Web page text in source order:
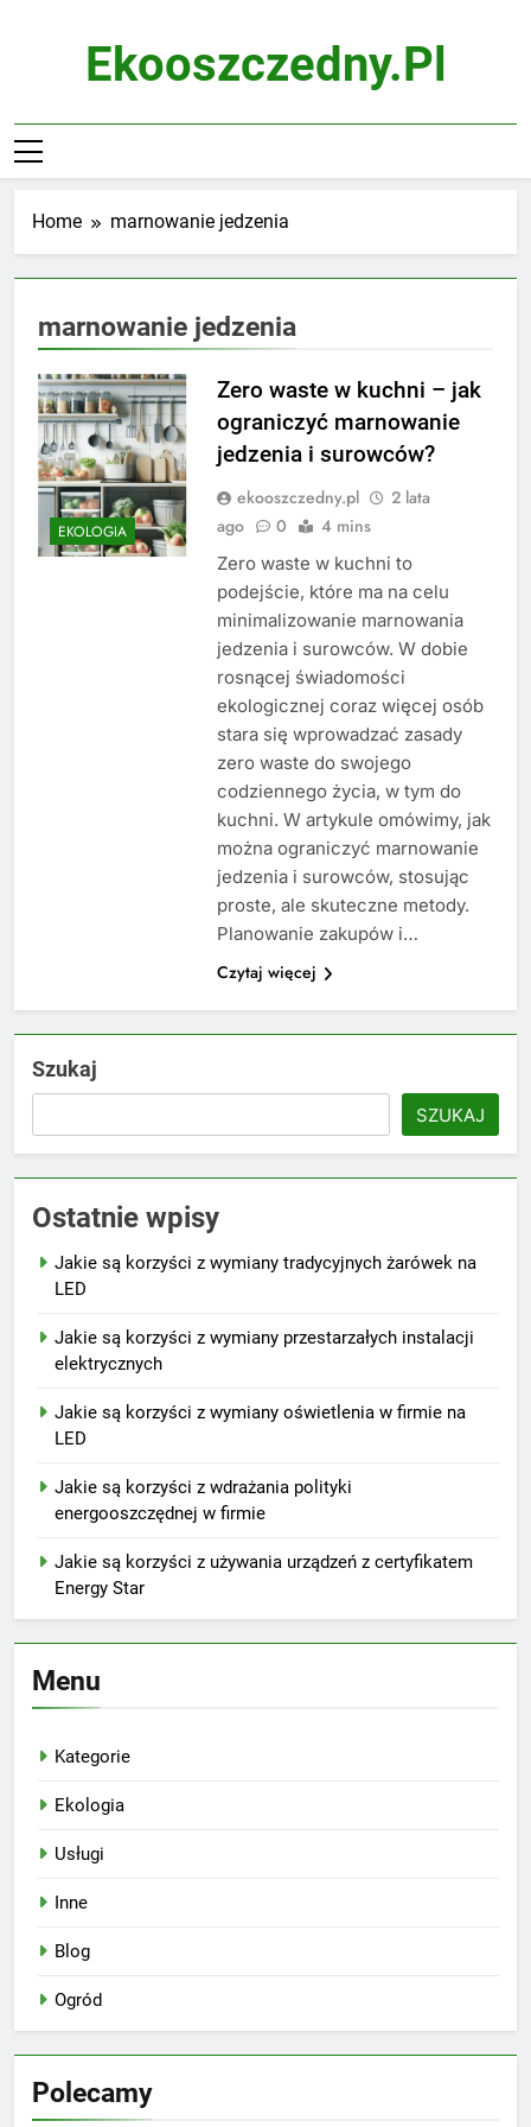
Ekooszczedny.pl
Home marnowanie jedzenia
marnowanie jedzenia
EKOLOGIA
Zero waste w kuchni – jak
ograniczyć marnowanie
jedzenia i surowców?
ekooszczedny.pl
2 lata
ago
0 4 mins
Zero waste w kuchni to
podejście, które ma na celu
minimalizowanie marnowania
jedzenia i surowców. W dobie
rosnącej świadomości
ekologicznej coraz więcej osób
stara się wprowadzać zasady
zero waste do swojego
codziennego życia, w tym do
kuchni. W artykule omówimy, jak
można ograniczyć marnowanie
jedzenia i surowców, stosując
proste, ale skuteczne metody.
Planowanie zakupów i…
Czytaj więcej
Szukaj
SZUKAJ
Ostatnie wpisy
Jakie są korzyści z wymiany tradycyjnych żarówek na
LED
Jakie są korzyści z wymiany przestarzałych instalacji
elektrycznych
Jakie są korzyści z wymiany oświetlenia w firmie na
LED
Jakie są korzyści z wdrażania polityki
energooszczędnej w firmie
Jakie są korzyści z używania urządzeń z certyfikatem
Energy Star
Menu
Kategorie
Ekologia
Usługi
Inne
Blog
Ogród
Polecamy